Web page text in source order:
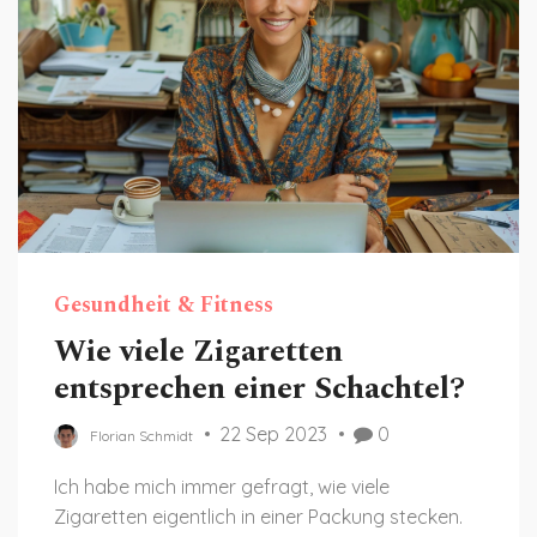
Gesundheit & Fitness
Wie viele Zigaretten
entsprechen einer Schachtel?
Florian Schmidt 22 Sep 2023 0
Ich habe mich immer gefragt, wie viele
Zigaretten eigentlich in einer Packung stecken.